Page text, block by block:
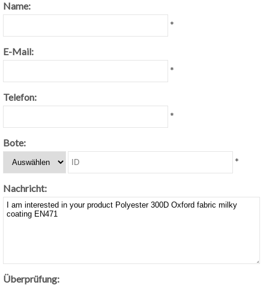
Name:
*
E-Mail:
*
Telefon:
*
Bote:
*
Nachricht:
Überprüfung: